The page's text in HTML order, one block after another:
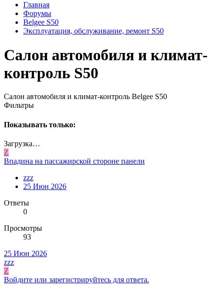
Главная
Форумы
Belgee S50
Эксплуатация, обслуживание, ремонт S50
Салон автомобиля и климат-
контроль S50
Салон автомобиля и климат-контроль Belgee S50
Фильтры
Показывать только:
Загрузка…
Z
Впадина на пассажирской стороне панели
zzz
25 Июн 2026
Ответы
0
Просмотры
93
25 Июн 2026
zzz
Z
Войдите или зарегистрируйтесь для ответа.